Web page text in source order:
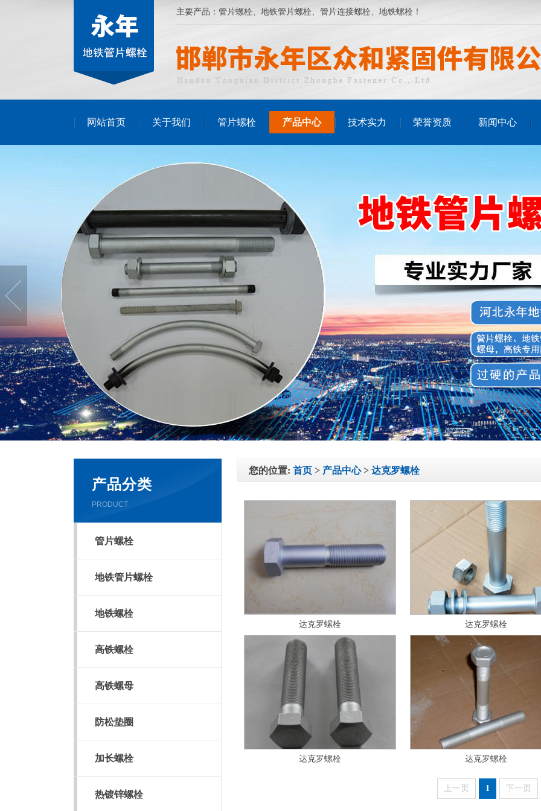
主要产品： 管片螺栓、 地铁管片螺栓、管片连接螺栓、地铁螺栓！
网站首页 关于我们 管片螺栓 产品中心 技术实力 荣誉资质 新闻中心
产品分类
PRODUCT
管片螺栓
地铁管片螺栓
地铁螺栓
高铁螺栓
高铁螺母
防松垫圈
加长螺栓
热镀锌螺栓
您的位置: 首页 > 产品中心> 达克罗螺栓
达克罗螺栓 达克罗螺栓
达克罗螺栓 达克罗螺栓
上一页 1 下一页